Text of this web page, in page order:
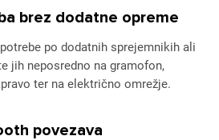
brez dodatne opreme
po dodatnih sprejemnikih ali
jih neposredno na gramofon,
ter na električno omrežje.
povezava